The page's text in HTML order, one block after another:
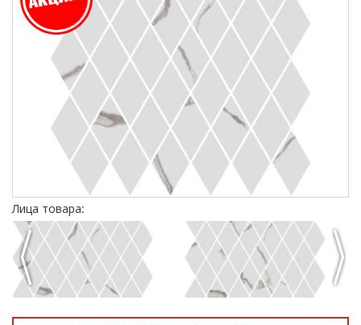
Лица товара:
Previous Next